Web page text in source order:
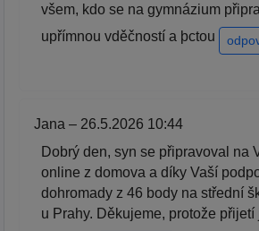
všem, kdo se na gymnázium
upřímnou vděčností a þctou
Jana – 26.5.2026 10:44
Dobrý den, syn se připravoval na
online z domova a díky Vaší
dohromady z 46 body na střední
u Prahy. Děkujeme, protože přijetí